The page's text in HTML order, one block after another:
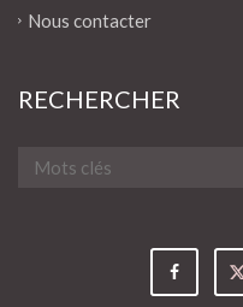
Nous contacter
RECHERCHER